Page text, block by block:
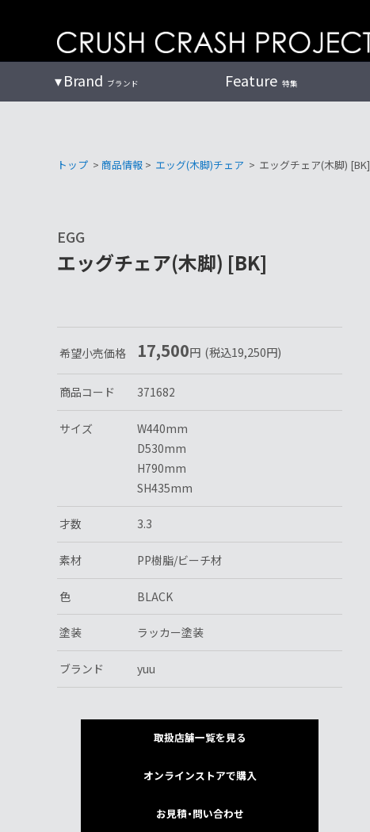
ツ
Brand ブランド Feature 特集
トップ > 商品情報> エッグ(木脚)チェア > エッグチェア(木脚) [BK]
EGG
エッグチェア(木脚) [BK]
希望小売価格 17,500円 (税込19,250円)
商品コード 371682
サイズ
W440mm
D530mm
H790mm
SH435mm
才数 3.3
素材 PP樹脂/ビーチ材
色 BLACK
塗装 ラッカー塗装
ブランド yuu
取扱店舗一覧を見る
オンラインストアで購入
お見積・問い合わせ